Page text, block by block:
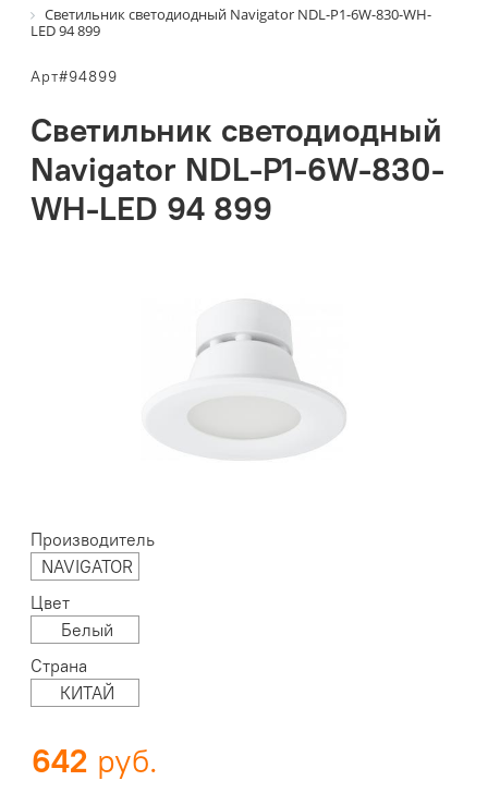
Светильник светодиодный Navigator NDL-P1-6W-830-WH-
LED 94 899
Арт#94899
Светильник светодиодный
Navigator NDL-P1-6W-830-
WH-LED 94 899
Производитель
NAVIGATOR
Цвет
Белый
Страна
КИТАЙ
642